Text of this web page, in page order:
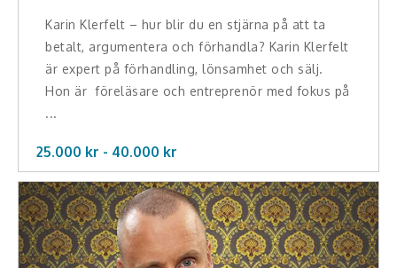
Karin Klerfelt – hur blir du en stjärna på att ta
betalt, argumentera och förhandla? Karin Klerfelt
är expert på förhandling, lönsamhet och sälj.
Hon är föreläsare och entreprenör med fokus på
...
25.000 kr - 40.000 kr